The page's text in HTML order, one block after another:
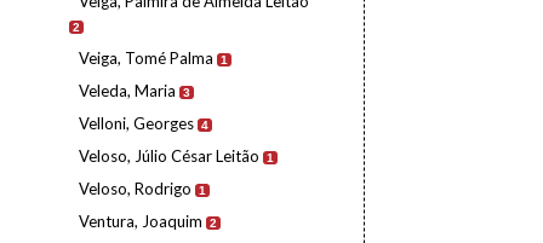
2
Veiga, Tomé Palma 1
Veleda, Maria 3
Velloni, Georges 4
Veloso, Júlio César Leitão 1
Veloso, Rodrigo 1
Ventura, Joaquim 2